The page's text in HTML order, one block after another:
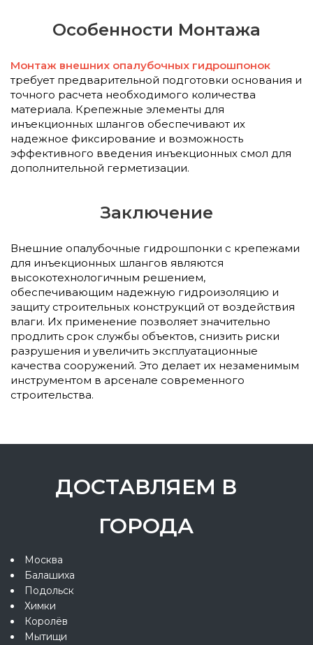
Особенности Монтажа
Монтаж внешних опалубочных гидрошпонок
требует предварительной подготовки основания и
точного расчета необходимого количества
материала. Крепежные элементы для
инъекционных шлангов обеспечивают их
надежное фиксирование и возможность
эффективного введения инъекционных смол для
дополнительной герметизации.
Заключение
Внешние опалубочные гидрошпонки с крепежами
для инъекционных шлангов являются
высокотехнологичным решением,
обеспечивающим надежную гидроизоляцию и
защиту строительных конструкций от воздействия
влаги. Их применение позволяет значительно
продлить срок службы объектов, снизить риски
разрушения и увеличить эксплуатационные
качества сооружений. Это делает их незаменимым
инструментом в арсенале современного
строительства.
ДОСТАВЛЯЕМ В
ГОРОДА
Москва
Балашиха
Подольск
Химки
Королёв
Мытищи